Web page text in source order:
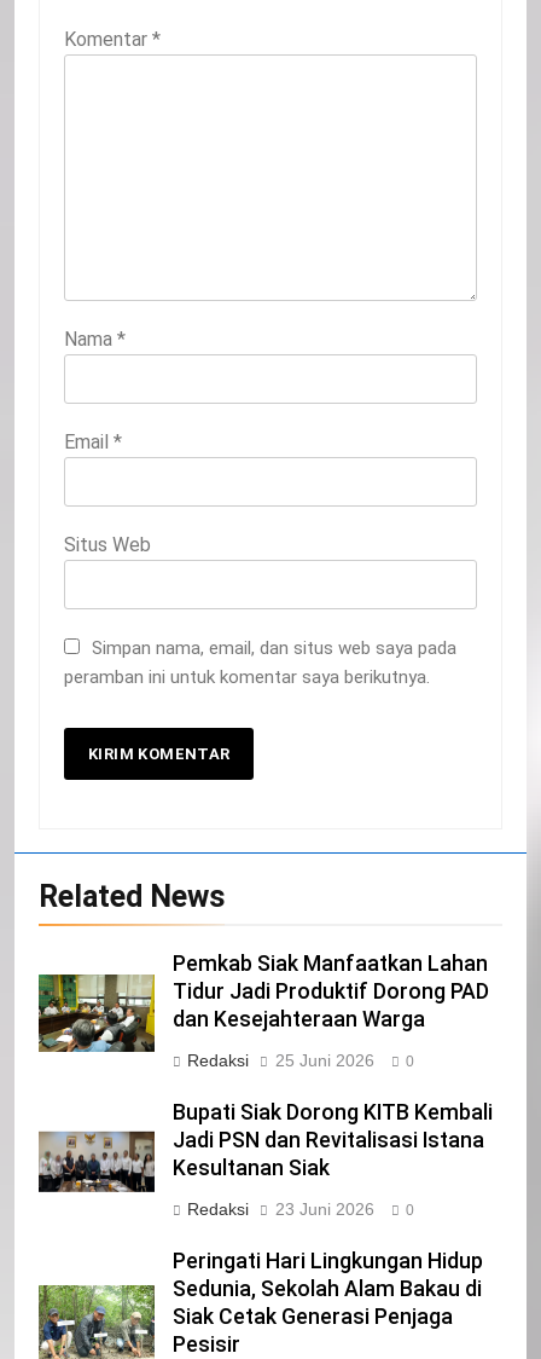
Komentar *
Nama *
Email *
Situs Web
Simpan nama, email, dan situs web saya pada
peramban ini untuk komentar saya berikutnya.
Related News
Pemkab Siak Manfaatkan Lahan
Tidur Jadi Produktif Dorong PAD
dan Kesejahteraan Warga
Redaksi 25 Juni 2026 0
Bupati Siak Dorong KITB Kembali
Jadi PSN dan Revitalisasi Istana
Kesultanan Siak
Redaksi 23 Juni 2026 0
Peringati Hari Lingkungan Hidup
Sedunia, Sekolah Alam Bakau di
Siak Cetak Generasi Penjaga
Pesisir
Iklan Pemerintah Kabupaten Siak
NORMAN SILITONGA CALEG DPRD
PROVINSI DKI JAKARTA
IKLAN
NURGARAHA HARPAL NOVTEN, SH
CALON ANGGOTA DPRD PROVINSI